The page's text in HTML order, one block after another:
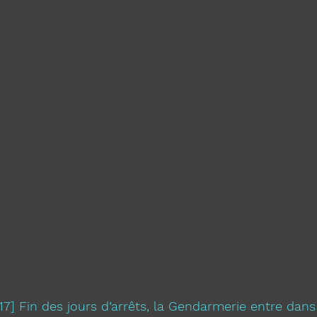
Fin des jours d’arrêts, la Gendarmerie entre